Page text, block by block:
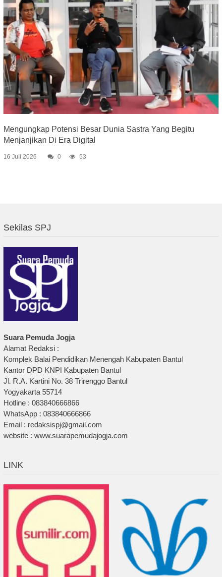
Mengungkap Potensi Besar Dunia Sastra Yang Begitu
Menjanjikan Di Era Digital
16 Juli 2026 0 53
Sekilas SPJ
Suara Pemuda Jogja
Alamat Redaksi :
Komplek Balai Pendidikan Menengah Kabupaten Bantul
Kantor DPD KNPI Kabupaten Bantul
Jl. R.A. Kartini No. 38 Trirenggo Bantul
Yogyakarta 55714
Hotline : 083840666866
WhatsApp : 083840666866
Email : redaksispj@gmail.com
website : www.suarapemudajogja.com
LINK